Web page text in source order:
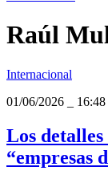
Raúl
Internacional
01/06/2026
16:48
Los
“empresas